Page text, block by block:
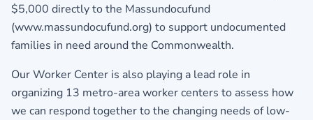
$5,000 directly to the Massundocufund
(www.massundocufund.org) to support undocumented
families in need around the Commonwealth.
Our Worker Center is also playing a lead role in
organizing 13 metro-area worker centers to assess how
we can respond together to the changing needs of low-